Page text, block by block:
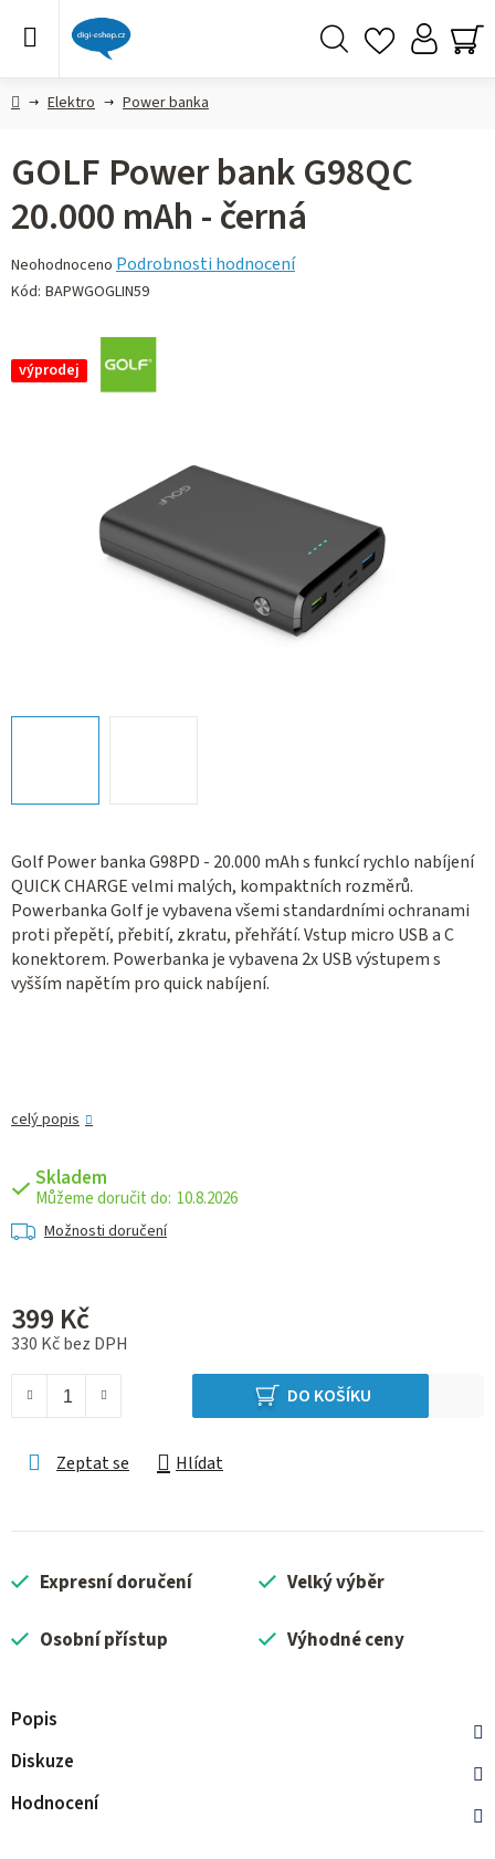
DomůElektro Power banka
Golf Power banka G98PD - 20.000 mAh s funkcí rychlo nabíjení
QUICK CHARGE velmi malých, kompaktních rozměrů.
Powerbanka Golf je vybavena všemi standardními ochranami
proti přepětí, přebití, zkratu, přehřátí. Vstup micro USB a C
konektorem. Powerbanka je vybavena 2x USB výstupem s
vyšším napětím pro quick nabíjení.
celý popis
Skladem
10.8.2026
Možnosti doručení
399 Kč
330 Kč bez DPH
DO KOŠÍKU
Zeptat se Hlídat
GOLF Power bank G98QC
20.000 mAh - černá
Průměrné
hodnocení
0,0
z 5
Neohodnoceno Podrobnosti hodnocení
Kód: BAPWGOGLIN59
výprodej
Expresní doručení Velký výběr
Osobní přístup Výhodné ceny
Popis
Diskuze
Hodnocení